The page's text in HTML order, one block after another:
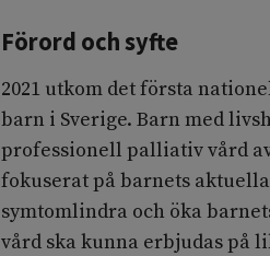
Förord och syfte
2021 utkom det första
barn i Sverige. Barn med
professionell palliativ vård
fokuserat på barnets
symtomlindra och öka
vård ska kunna erbjudas på